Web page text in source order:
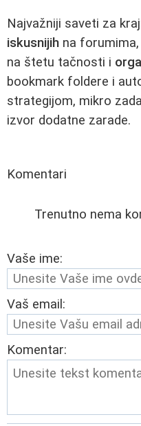
Najvažniji saveti za
iskusnijih na forumima,
na štetu tačnosti i
bookmark foldere i
strategijom, mikro
izvor dodatne zarade.
Komentari
Trenutno nema
Vaše ime:
Vaš email:
Komentar: